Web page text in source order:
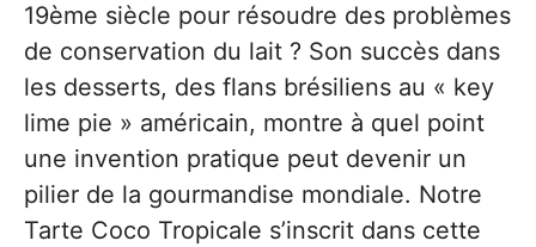
19ème siècle pour résoudre des problèmes
de conservation du lait ? Son succès dans
les desserts, des flans brésiliens au « key
lime pie » américain, montre à quel point
une invention pratique peut devenir un
pilier de la gourmandise mondiale. Notre
Tarte Coco Tropicale s’inscrit dans cette